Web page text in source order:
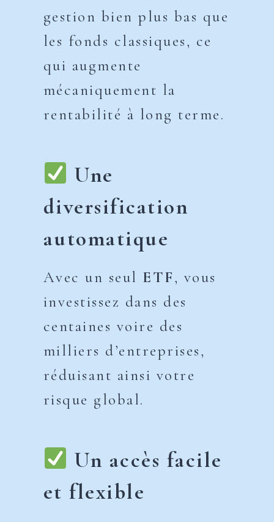
gestion bien plus bas que
les fonds classiques, ce
qui augmente
mécaniquement la
rentabilité à long terme.
Une
diversification
automatique
Avec un seul ETF, vous
investissez dans des
centaines voire des
milliers d’entreprises,
réduisant ainsi votre
risque global.
Un accès facile
et flexible